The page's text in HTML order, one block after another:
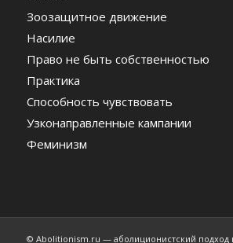
Зоозащитное движение
Насилие
Право не быть собственностью
Практика
Способность чувствовать
Узконаправленные кампании
Феминизм
© Abolitionism.ru — аболиционистский подход